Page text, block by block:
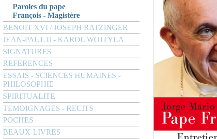
Paroles du pape
François - Magistère
BENOIT XVI / JOSEPH RATZINGER
JEAN-PAUL II - KAROL WOJTYLA
SIGNATURES
REFERENCES
ESSAIS - SCIENCES HUMAINES -
PHILOSOPHIE
SPIRITUALITE
TEMOIGNAGES - RECITS
POCHES
BEAUX-LIVRES